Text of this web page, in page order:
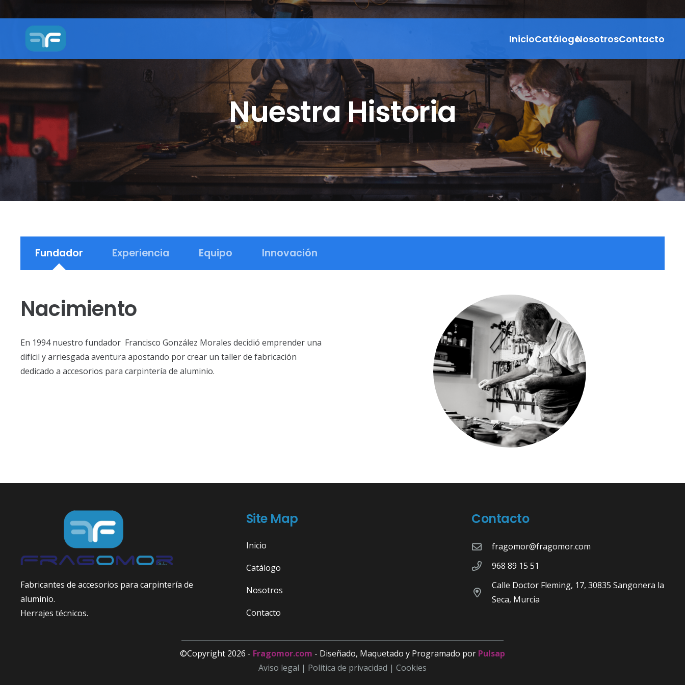
InicioCatálogoNosotrosContacto
Nuestra Historia
Fundador Experiencia Equipo Innovación
Nacimiento
En 1994 nuestro fundador Francisco González Morales decidió emprender una
difícil y arriesgada aventura apostando por crear un taller de fabricación
dedicado a accesorios para carpintería de aluminio.
Fabricantes de accesorios para carpintería de
aluminio.
Herrajes técnicos.
Site Map
Inicio
Catálogo
Nosotros
Contacto
Contacto
fragomor@fragomor.com
968 89 15 51
Calle Doctor Fleming, 17, 30835 Sangonera la
Seca, Murcia
©Copyright 2026 - Fragomor.com - Diseñado, Maquetado y Programado por Pulsap
Aviso legal | Política de privacidad | Cookies